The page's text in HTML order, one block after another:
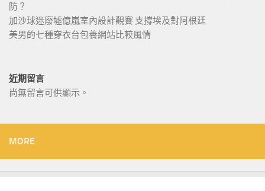
防？
加沙球迷廢墟億嵐室內設計觀賽 支撐埃及對阿根廷
美男的七種穿衣台包養網站比較風情
近期留言
尚無留言可供顯示。
MORE